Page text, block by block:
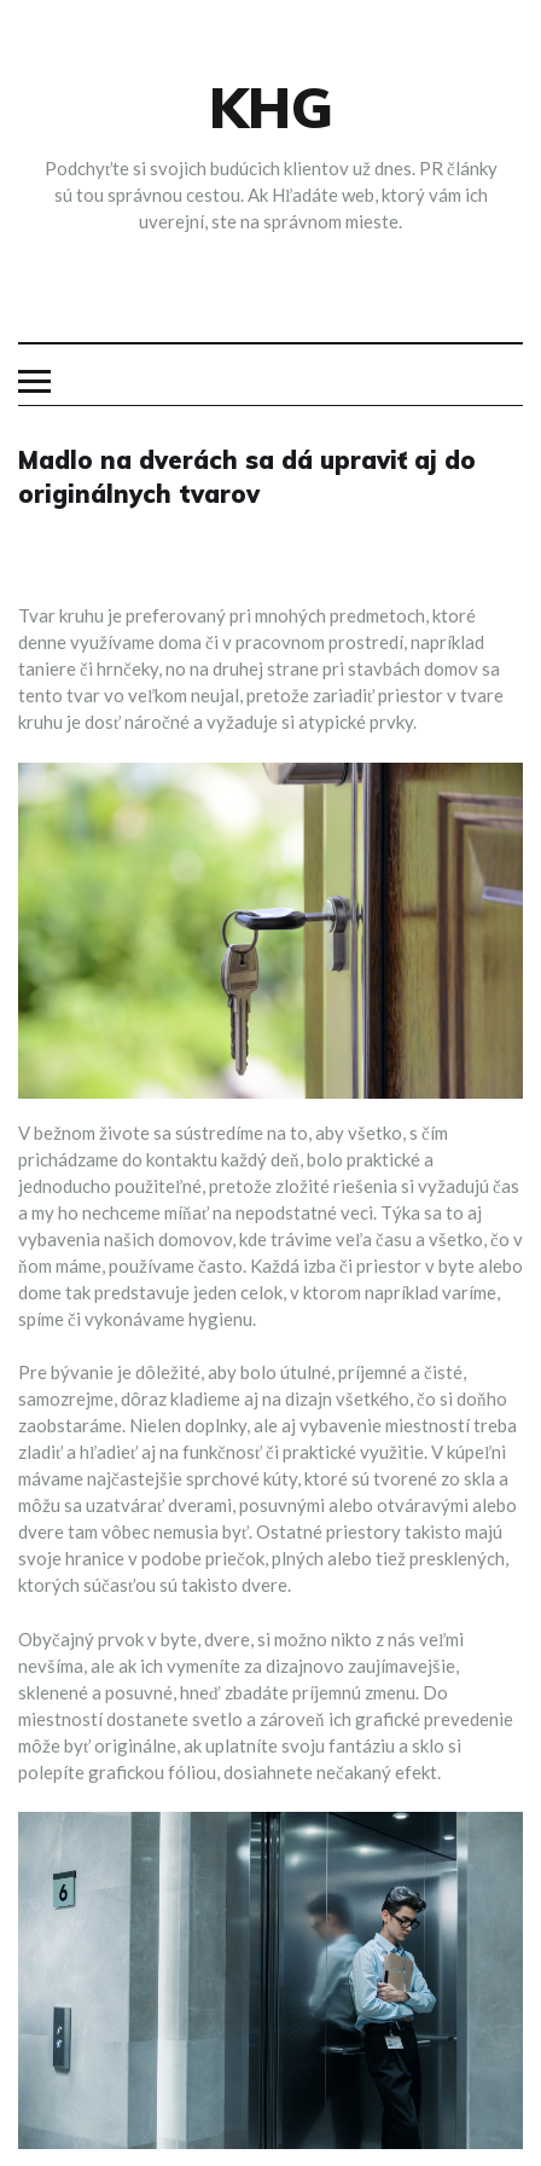
KHG
Podchyťte si svojich budúcich klientov už dnes. PR články
sú tou správnou cestou. Ak Hľadáte web, ktorý vám ich
uverejní, ste na správnom mieste.
Madlo na dverách sa dá upraviť aj do
originálnych tvarov
Tvar kruhu je preferovaný pri mnohých predmetoch, ktoré
denne využívame doma či v pracovnom prostredí, napríklad
taniere či hrnčeky, no na druhej strane pri stavbách domov sa
tento tvar vo veľkom neujal, pretože zariadiť priestor v tvare
kruhu je dosť náročné a vyžaduje si atypické prvky.
V bežnom živote sa sústredíme na to, aby všetko, s čím
prichádzame do kontaktu každý deň, bolo praktické a
jednoducho použiteľné, pretože zložité riešenia si vyžadujú čas
a my ho nechceme míňať na nepodstatné veci. Týka sa to aj
vybavenia našich domovov, kde trávime veľa času a všetko, čo v
ňom máme, používame často. Každá izba či priestor v byte alebo
dome tak predstavuje jeden celok, v ktorom napríklad varíme,
spíme či vykonávame hygienu.
Pre bývanie je dôležité, aby bolo útulné, príjemné a čisté,
samozrejme, dôraz kladieme aj na dizajn všetkého, čo si doňho
zaobstaráme. Nielen doplnky, ale aj vybavenie miestností treba
zladiť a hľadieť aj na funkčnosť či praktické využitie. V kúpeľni
mávame najčastejšie sprchové kúty, ktoré sú tvorené zo skla a
môžu sa uzatvárať dverami, posuvnými alebo otváravými alebo
dvere tam vôbec nemusia byť. Ostatné priestory takisto majú
svoje hranice v podobe priečok, plných alebo tiež presklených,
ktorých súčasťou sú takisto dvere.
Obyčajný prvok v byte, dvere, si možno nikto z nás veľmi
nevšíma, ale ak ich vymeníte za dizajnovo zaujímavejšie,
sklenené a posuvné, hneď zbadáte príjemnú zmenu. Do
miestností dostanete svetlo a zároveň ich grafické prevedenie
môže byť originálne, ak uplatníte svoju fantáziu a sklo si
polepíte grafickou fóliou, dosiahnete nečakaný efekt.